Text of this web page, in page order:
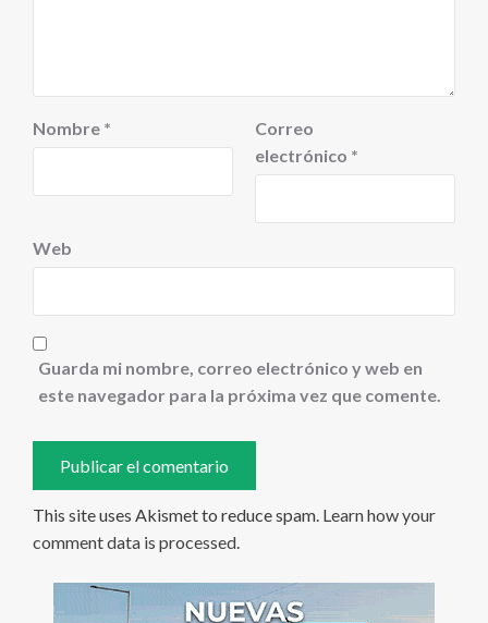
Nombre *
Correo
electrónico *
Web
Guarda mi nombre, correo electrónico y web en
este navegador para la próxima vez que comente.
This site uses Akismet to reduce spam. Learn how your
comment data is processed.